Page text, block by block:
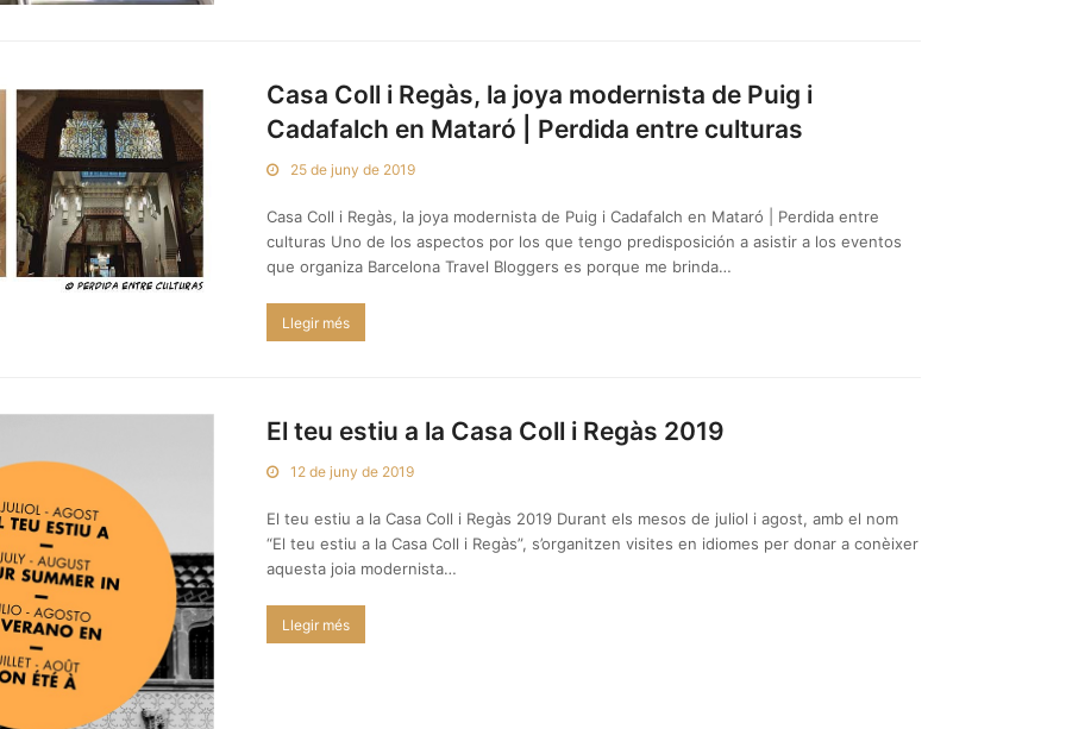
Casa Coll i Regàs, la joya modernista de Puig i
Cadafalch en Mataró | Perdida entre culturas
25 de juny de 2019
Casa Coll i Regàs, la joya modernista de Puig i Cadafalch en Mataró | Perdida entre
culturas Uno de los aspectos por los que tengo predisposición a asistir a los eventos
que organiza Barcelona Travel Bloggers es porque me brinda…
Llegir més
El teu estiu a la Casa Coll i Regàs 2019
12 de juny de 2019
El teu estiu a la Casa Coll i Regàs 2019 Durant els mesos de juliol i agost, amb el nom
“El teu estiu a la Casa Coll i Regàs”, s’organitzen visites en idiomes per donar a conèixer
aquesta joia modernista…
Llegir més